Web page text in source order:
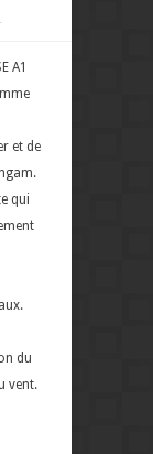
A1
et de
qui
du
vent.